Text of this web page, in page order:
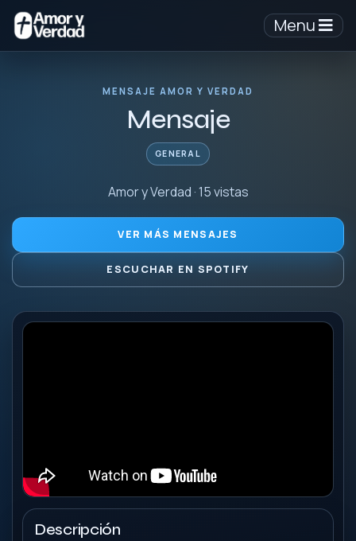
Menu
MENSAJE AMOR Y VERDAD
Mensaje
GENERAL
Amor y Verdad · 15 vistas
VER MÁS MENSAJES
ESCUCHAR EN SPOTIFY
Descripción